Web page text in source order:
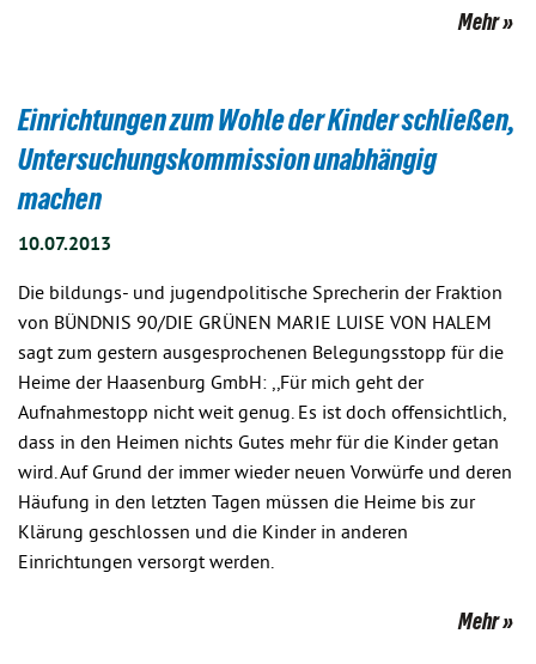
Mehr
Einrichtungen zum Wohle der Kinder schließen,
Untersuchungskommission unabhängig
machen
10.07.2013
Die bildungs- und jugendpolitische Sprecherin der Fraktion
von BÜNDNIS 90/DIE GRÜNEN MARIE LUISE VON HALEM
sagt zum gestern ausgesprochenen Belegungsstopp für die
Heime der Haasenburg GmbH: ,,Für mich geht der
Aufnahmestopp nicht weit genug. Es ist doch offensichtlich,
dass in den Heimen nichts Gutes mehr für die Kinder getan
wird. Auf Grund der immer wieder neuen Vorwürfe und deren
Häufung in den letzten Tagen müssen die Heime bis zur
Klärung geschlossen und die Kinder in anderen
Einrichtungen versorgt werden.
Mehr